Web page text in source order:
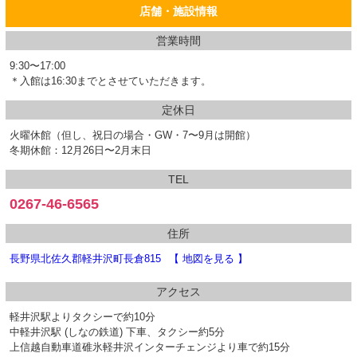
店舗・施設情報
営業時間
9:30〜17:00
＊入館は16:30までとさせていただきます。
定休日
火曜休館（但し、祝日の場合・GW・7〜9月は開館）
冬期休館：12月26日〜2月末日
TEL
0267-46-6565
住所
長野県北佐久郡軽井沢町長倉815 【 地図を見る 】
アクセス
軽井沢駅よりタクシーで約10分
中軽井沢駅 (しなの鉄道) 下車、タクシー約5分
上信越自動車道碓氷軽井沢インターチェンジより車で約15分